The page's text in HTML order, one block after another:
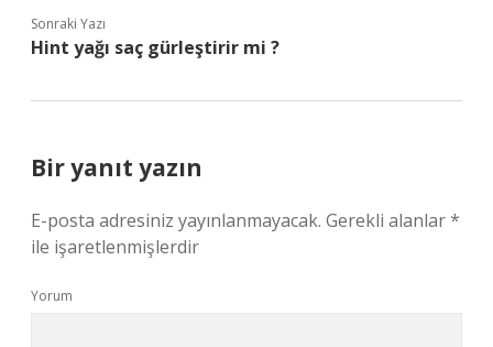
Sonraki Yazı
Hint yağı saç gürleştirir mi ?
Bir yanıt yazın
E-posta adresiniz yayınlanmayacak. Gerekli alanlar*
ile işaretlenmişlerdir
Yorum